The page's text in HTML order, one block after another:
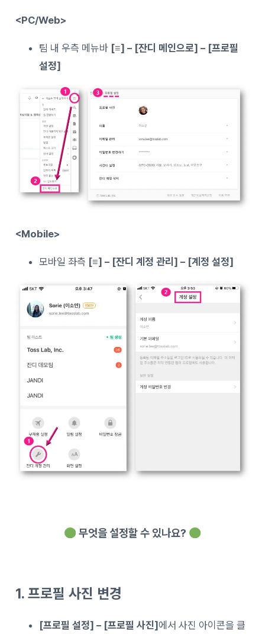
<PC/Web>
팀 내 우측 메뉴바 [≡] – [잔디 메인으로] – [프로필
설정]
<Mobile>
모바일 좌측 [≡] – [잔디 계정 관리] – [계정 설정]
무엇을 설정할 수 있나요?
1. 프로필 사진 변경
[프로필 설정] – [프로필 사진]에서 사진 아이콘을 클